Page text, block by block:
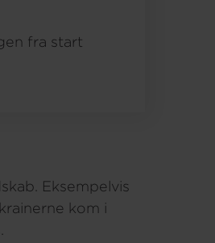
fra start
Eksempelvis
kom i